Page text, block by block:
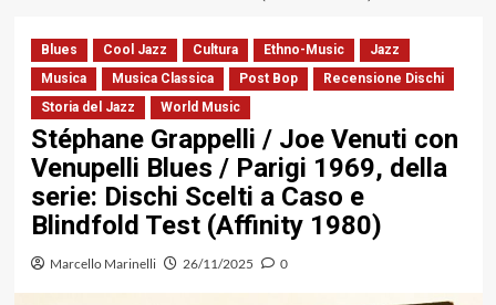
Blues Cool Jazz Cultura Ethno-Music
Jazz
Musica
Musica Classica Post Bop
Recensione Dischi
Storia del Jazz
World Music
Stéphane Grappelli / Joe Venuti con
Venupelli Blues / Parigi 1969, della
serie: Dischi Scelti a Caso e
Blindfold Test (Affinity 1980)
Marcello Marinelli 26/11/2025 0